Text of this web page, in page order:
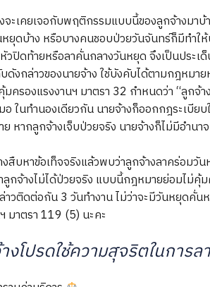
ะเคยเจอกับพฤติกรรมแบบนี้ของลูกจ้างมา
หยุดบ้าง หรือบางคนชอบป่วยวันจันทร์ก็มีทำ
วปิดท้ายหรือลาคั่นกลางวันหยุด จึงเป็นประ
ดังกล่าวของนายจ้าง ใช้บังคับได้ตามกฎหมาย
มครองแรงงานฯ มาตรา 32 กำหนดว่า “ลูก
อ ในทำนองเดียวกัน นายจ้างก็ออกกฎระเบี
หากลูกจ้างเจ็บป่วยจริง นายจ้างก็ไม่มีอำนา
สืบหาข้อเท็จจริงแล้วพบว่าลูกจ้างลาคร่อมวั
กจ้างไม่ได้ป่วยจริง แบบนี้กฎหมายย่อมไม่คุ้
วติดต่อกัน 3 วันทำงาน ไม่ว่าจะมีวันหยุดคั่น
มาตรา 119 (5) นะคะ
โปรดใช้ความสุจริตในการล